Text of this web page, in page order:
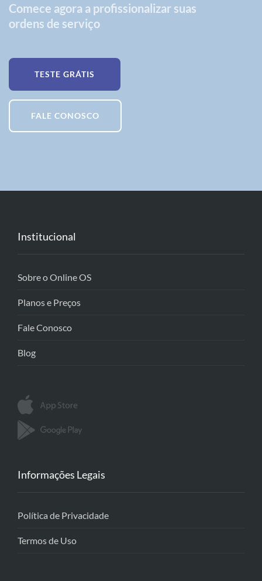
Comece agora a profissionalizar suas
ordens de serviço
TESTE GRÁTIS
FALE CONOSCO
Institucional
Sobre o Online OS
Planos e Preços
Fale Conosco
Blog
Informações Legais
Política de Privacidade
Termos de Uso